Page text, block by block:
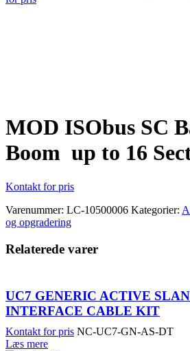
MOD ISObus SC
Boom up to 16
Kontakt for pris
Varenummer: LC-10500006 Kategorier:
og opgradering
Relaterede varer
UC7 GENERIC ACTIVE
INTERFACE CABLE KIT
Kontakt for pris NC-UC7-GN-AS-DT
Læs mere